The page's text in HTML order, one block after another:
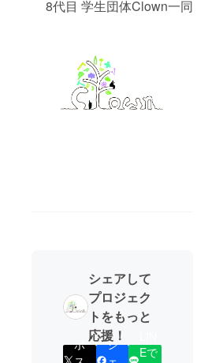
8代目 学生団体Clown一同
シェアして
プロジェク
トをもっと
応援！
ポ
シ
Eで